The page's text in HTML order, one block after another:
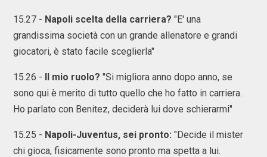
15.27 - Napoli scelta della carriera? "E' una
grandissima società con un grande allenatore e grandi
giocatori, è stato facile sceglierla"
15.26 - Il mio ruolo? "Si migliora anno dopo anno, se
sono qui è merito di tutto quello che ho fatto in carriera.
Ho parlato con Benitez, deciderà lui dove schierarmi"
15.25 - Napoli-Juventus, sei pronto: "Decide il mister
chi gioca, fisicamente sono pronto ma spetta a lui.